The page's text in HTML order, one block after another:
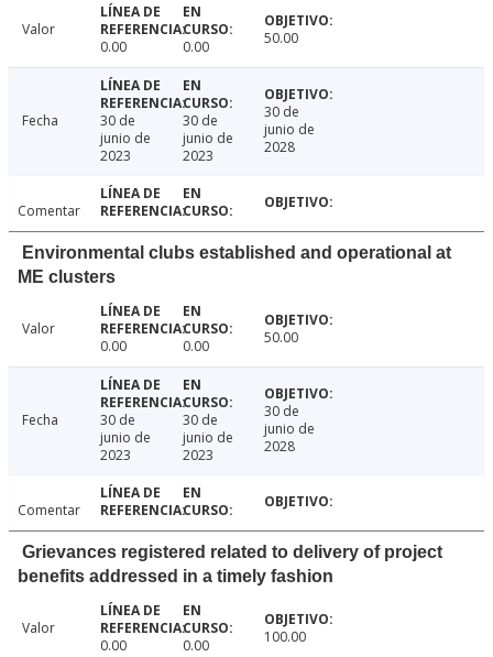
Valor
0.00
0.00 50.00
Fecha
30 de
junio de
2023
30 de
junio de
2023
30 de
junio de
2028
Comentar
Environmental clubs established and operational at
ME clusters
Valor
0.00
0.00 50.00
Fecha
30 de
junio de
2023
30 de
junio de
2023
30 de
junio de
2028
Comentar
Grievances registered related to delivery of project
benefits addressed in a timely fashion
Valor
0.00
0.00 100.00